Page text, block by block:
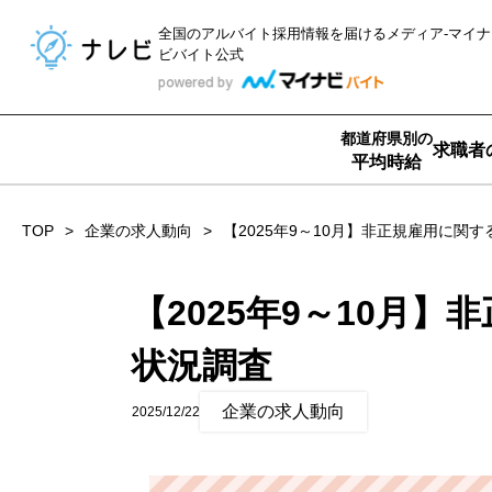
全国のアルバイト採用情報を届ける メディア-マイナ
ビバイト公式
都道府県別の
平均時給
求職者
TOP 企業の求人動向 【2025年9～10月】非正規雇用に関
【2025年9～10月】
状況調査
2025/12/22 企業の求人動向